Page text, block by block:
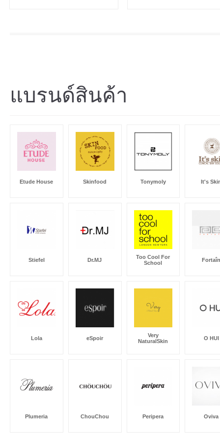
แบรนด์สินค้า
Etude House Skinfood Tonymoly It's
Stiefel Dr.MJ
Too Cool For
School
Lola eSpoir
Very
NaturalSkin
O HUI
Plumeria ChouChou Peripera Oviva